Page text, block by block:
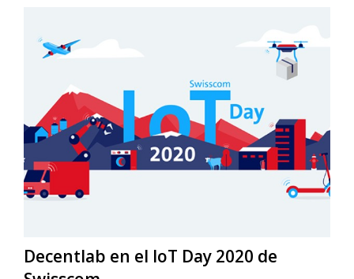
Decentlab en el IoT Day 2020 de